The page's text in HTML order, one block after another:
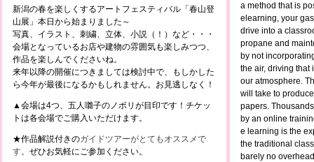
新潟の春を楽しくするアートフェスティバル「春山登
山展」本日から始まりました～
写真、イラスト、刺繍、立体、小説（！）など・・・
会場となっているお店や建物の雰囲気も楽しみつつ、
作品を楽しんでくださいね。
来年以降の開催につきましては検討中で、もしかした
ら今年が最後になるかもしれません。お見逃しなく！
▲会場は4つ、五人囃子のノボリが目印です！チケッ
トは各会場でご購入いただけます。
★作品解説付きのガイドツアーがとてもオススメで
す。 ぜひお気軽にご参加ください。
a method that is
elearning, your
drive into a
propane and
by not
the air, driving that
our atmosphere.
will take to
papers.
by an online
e learning is the
the traditional
barely no